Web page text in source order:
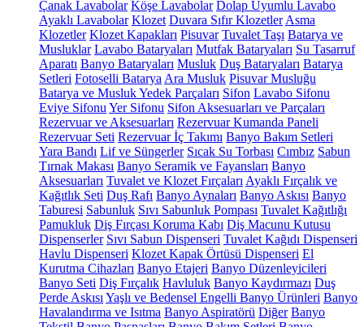
Çanak Lavabolar Köşe Lavabolar Dolap Uyumlu Lavabo
Ayaklı Lavabolar Klozet Duvara Sıfır Klozetler Asma
Klozetler Klozet Kapakları Pisuvar Tuvalet Taşı Batarya ve
Musluklar Lavabo Bataryaları Mutfak Bataryaları Su Tasarruf
Aparatı Banyo Bataryaları Musluk Duş Bataryaları Batarya
Setleri Fotoselli Batarya Ara Musluk Pisuvar Musluğu
Batarya ve Musluk Yedek Parçaları Sifon Lavabo Sifonu
Eviye Sifonu Yer Sifonu Sifon Aksesuarları ve Parçaları
Rezervuar ve Aksesuarları Rezervuar Kumanda Paneli
Rezervuar Seti Rezervuar İç Takımı Banyo Bakım Setleri
Yara Bandı Lif ve Süngerler Sıcak Su Torbası Cımbız Sabun
Tırnak Makası Banyo Seramik ve Fayansları Banyo
Aksesuarları Tuvalet ve Klozet Fırçaları Ayaklı Fırçalık ve
Kağıtlık Seti Duş Rafı Banyo Aynaları Banyo Askısı Banyo
Taburesi Sabunluk Sıvı Sabunluk Pompası Tuvalet Kağıtlığı
Pamukluk Diş Fırçası Koruma Kabı Diş Macunu Kutusu
Dispenserler Sıvı Sabun Dispenseri Tuvalet Kağıdı Dispenseri
Havlu Dispenseri Klozet Kapak Örtüsü Dispenseri El
Kurutma Cihazları Banyo Etajeri Banyo Düzenleyicileri
Banyo Seti Diş Fırçalık Havluluk Banyo Kaydırmazı Duş
Perde Askısı Yaşlı ve Bedensel Engelli Banyo Ürünleri Banyo
Havalandırma ve Isıtma Banyo Aspiratörü Diğer Banyo